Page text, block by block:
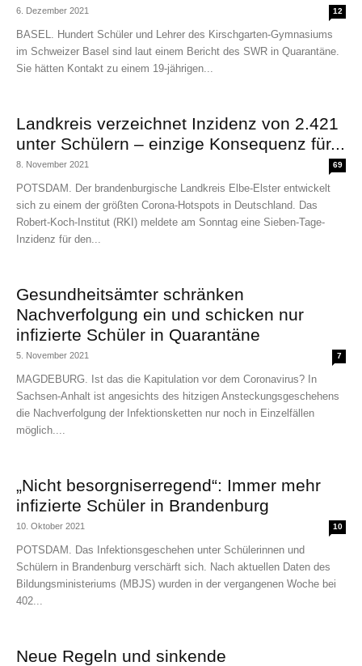
6. Dezember 2021 12
BASEL. Hundert Schüler und Lehrer des Kirschgarten-Gymnasiums
im Schweizer Basel sind laut einem Bericht des SWR in Quarantäne.
Sie hätten Kontakt zu einem 19-jährigen...
Landkreis verzeichnet Inzidenz von 2.421
unter Schülern – einzige Konsequenz für...
8. November 2021 69
POTSDAM. Der brandenburgische Landkreis Elbe-Elster entwickelt
sich zu einem der größten Corona-Hotspots in Deutschland. Das
Robert-Koch-Institut (RKI) meldete am Sonntag eine Sieben-Tage-
Inzidenz für den...
Gesundheitsämter schränken
Nachverfolgung ein und schicken nur
infizierte Schüler in Quarantäne
5. November 2021 7
MAGDEBURG. Ist das die Kapitulation vor dem Coronavirus? In
Sachsen-Anhalt ist angesichts des hitzigen Ansteckungsgeschehens
die Nachverfolgung der Infektionsketten nur noch in Einzelfällen
möglich....
„Nicht besorgniserregend“: Immer mehr
infizierte Schüler in Brandenburg
10. Oktober 2021 10
POTSDAM. Das Infektionsgeschehen unter Schülerinnen und
Schülern in Brandenburg verschärft sich. Nach aktuellen Daten des
Bildungsministeriums (MBJS) wurden in der vergangenen Woche bei
402...
Neue Regeln und sinkende